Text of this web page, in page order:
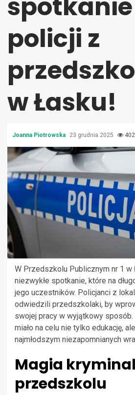
policji z
w Łasku!
Joanna Piotrowska 23 grudnia 2025 402
W Przedszkolu Publicznym nr 1 w
niezwykłe spotkanie, które na
jego uczestników. Policjanci z
odwiedzili przedszkolaki, by
swojej pracy w wyjątkowy sposób.
miało na celu nie tylko edukację,
najmłodszym niezapomnianych
Magia
przedszkolu